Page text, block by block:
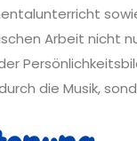
Arbeit nicht
die Musik,